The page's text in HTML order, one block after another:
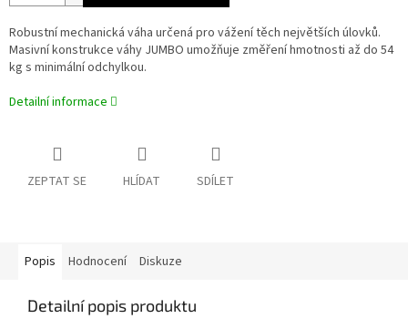
Robustní mechanická váha určená pro vážení těch největších úlovků.
Masivní konstrukce váhy JUMBO umožňuje změření hmotnosti až do 54
kg s minimální odchylkou.
Detailní informace
ZEPTAT SE HLÍDAT SDÍLET
Popis Hodnocení Diskuze
Detailní popis produktu